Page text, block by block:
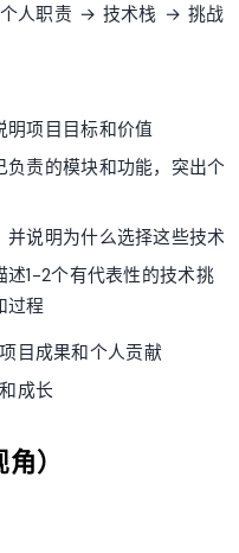
人职责 → 技术栈 → 挑战
明项目目标和价值
责的模块和功能，突出个
说明为什么选择这些技术
1-2个有代表性的技术挑
过程
目成果和个人贡献
成长
）